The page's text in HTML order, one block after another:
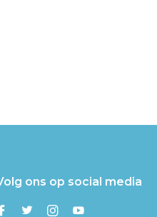
ons op social media